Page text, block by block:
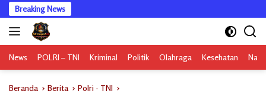
Langsung
ke
konten
Breaking News
News POLRI – TNI Kriminal Politik Olahraga Kesehatan
Beranda Berita Polri - TNI